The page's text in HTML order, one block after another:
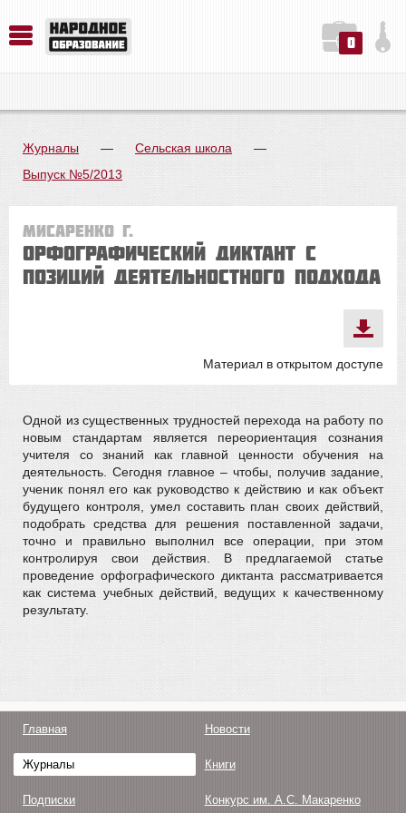
0
Журналы — Сельская школа
—
Выпуск №5/2013
Мисаренко Г.
Орфографический диктант с
позиций деятельностного подхода
Материал в открытом доступе
Одной из существенных трудностей перехода на работу по
новым стандартам является переориентация сознания
учителя со знаний как главной ценности обучения на
деятельность. Сегодня главное – чтобы, получив задание,
ученик понял его как руководство к действию и как объект
будущего контроля, умел составить план своих действий,
подобрать средства для решения поставленной задачи,
точно и правильно выполнил все операции, при этом
контролируя свои действия. В предлагаемой статье
проведение орфографического диктанта рассматривается
как система учебных действий, ведущих к качественному
результату.
Главная Новости
Журналы Книги
Подписки Конкурс им. А.С. Макаренко